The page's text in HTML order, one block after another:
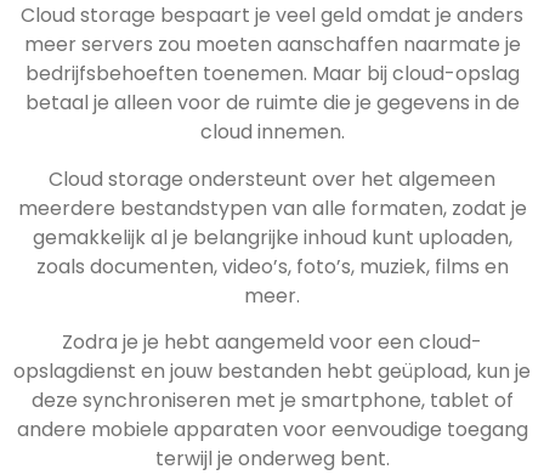
Cloud storage bespaart je veel geld omdat je anders
meer servers zou moeten aanschaffen naarmate je
bedrijfsbehoeften toenemen. Maar bij cloud-opslag
betaal je alleen voor de ruimte die je gegevens in de
cloud innemen.
Cloud storage ondersteunt over het algemeen
meerdere bestandstypen van alle formaten, zodat je
gemakkelijk al je belangrijke inhoud kunt uploaden,
zoals documenten, video’s, foto’s, muziek, films en
meer.
Zodra je je hebt aangemeld voor een cloud-
opslagdienst en jouw bestanden hebt geüpload, kun je
deze synchroniseren met je smartphone, tablet of
andere mobiele apparaten voor eenvoudige toegang
terwijl je onderweg bent.